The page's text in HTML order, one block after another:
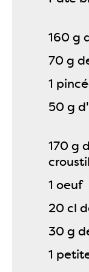
160 g
70 g
1
50 g
170 g
1 oeuf
20 cl
30 g
1